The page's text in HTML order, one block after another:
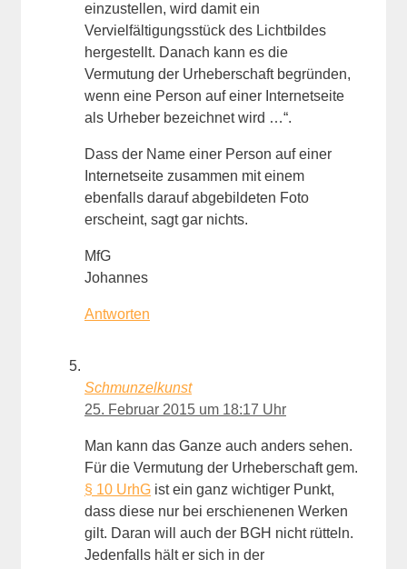
einzustellen, wird damit ein
Vervielfältigungsstück des Lichtbildes
hergestellt. Danach kann es die
Vermutung der Urheberschaft begründen,
wenn eine Person auf einer Internetseite
als Urheber bezeichnet wird …“.
Dass der Name einer Person auf einer
Internetseite zusammen mit einem
ebenfalls darauf abgebildeten Foto
erscheint, sagt gar nichts.
MfG
Johannes
Antworten
Schmunzelkunst
25. Februar 2015 um 18:17 Uhr
Man kann das Ganze auch anders sehen.
Für die Vermutung der Urheberschaft gem.
§ 10 UrhG ist ein ganz wichtiger Punkt,
dass diese nur bei erschienenen Werken
gilt. Daran will auch der BGH nicht rütteln.
Jedenfalls hält er sich in der